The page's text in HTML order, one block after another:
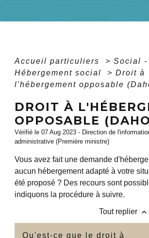
Accueil particuliers > Social -
Hébergement social
> Droit à
l'hébergement opposable
DROIT À
OPPOSABLE
Vérifié le 07 Aug 2023 - Direction de
administrative (Première ministre)
Vous avez fait une demande
aucun hébergement adapté à votre
été proposé ? Des recours sont
indiquons la procédure à suivre.
Tout replier keyboard_arrow_up
Qu'est-ce que le droit à